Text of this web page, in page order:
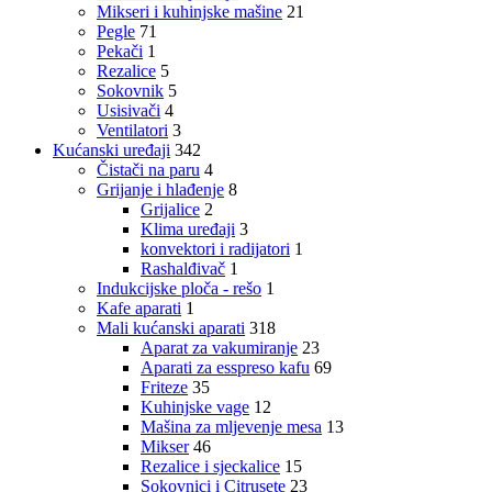
Mikseri i kuhinjske mašine 21
Pegle 71
Pekači 1
Rezalice 5
Sokovnik 5
Usisivači 4
Ventilatori 3
Kućanski uređaji 342
Čistači na paru 4
Grijanje i hlađenje 8
Grijalice 2
Klima uređaji 3
konvektori i radijatori 1
Rashalđivač 1
Indukcijske ploča - rešo 1
Kafe aparati 1
Mali kućanski aparati 318
Aparat za vakumiranje 23
Aparati za esspreso kafu 69
Friteze 35
Kuhinjske vage 12
Mašina za mljevenje mesa 13
Mikser 46
Rezalice i sjeckalice 15
Sokovnici i Citrusete 23